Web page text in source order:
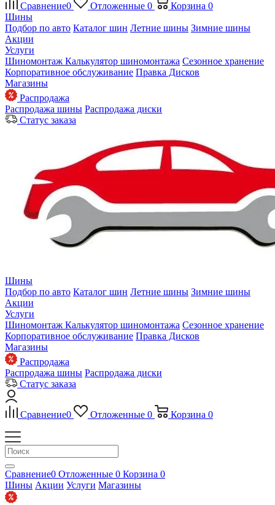
Сравнение0 Отложенные 0 Корзина 0
Шины
Подбор по авто Каталог шин Летние шины Зимние шины
Акции
Услуги
Шиномонтаж Калькулятор шиномонтажа Сезонное хранение
Корпоративное обслуживание Правка Дисков
Магазины
Распродажа
Распродажа шины Распродажа диски
Статус заказа
Шины
Подбор по авто Каталог шин Летние шины Зимние шины
Акции
Услуги
Шиномонтаж Калькулятор шиномонтажа Сезонное хранение
Корпоративное обслуживание Правка Дисков
Магазины
Распродажа
Распродажа шины Распродажа диски
Статус заказа
Сравнение0 Отложенные 0 Корзина 0
Сравнение0 Отложенные 0 Корзина 0
Шины Акции Услуги Магазины